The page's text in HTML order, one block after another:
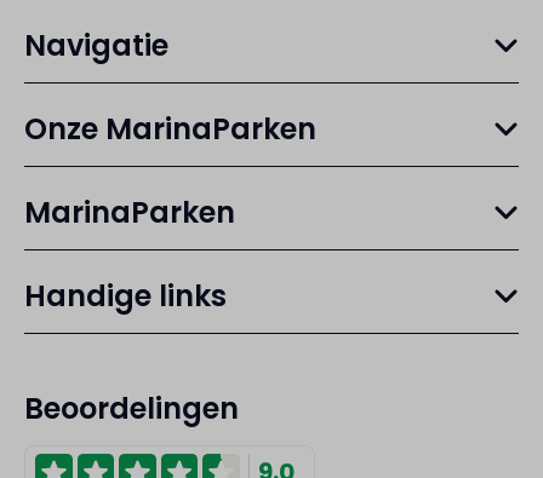
Navigatie
Onze MarinaParken
MarinaParken
Handige links
Beoordelingen